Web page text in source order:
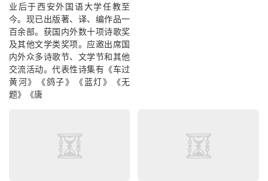
业后于西安外国语大学任教至
今。现已出版著、译、编作品一
百余部。获国内外数十项诗歌奖
及其他文学类奖项。应邀出席国
内外众多诗歌节、文学节和其他
交流活动。代表性诗集有《车过
黄河》《鸽子》《蓝灯》《无
题》《唐